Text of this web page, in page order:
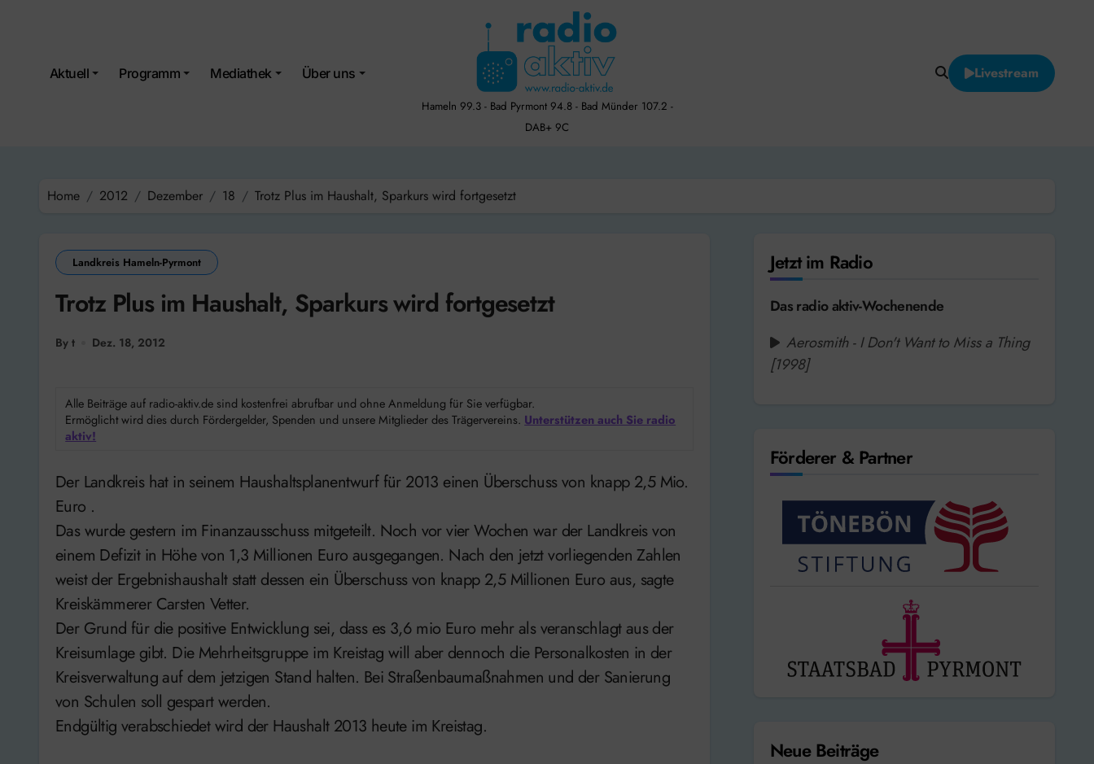
Aktuell Programm Mediathek Über uns
Hameln 99.3 - Bad Pyrmont 94.8 - Bad Münder 107.2 -
DAB+ 9C
Livestream
Home 2012 Dezember 18 Trotz Plus im Haushalt, Sparkurs wird fortgesetzt
Landkreis Hameln-Pyrmont
Trotz Plus im Haushalt, Sparkurs wird fortgesetzt
By t Dez. 18, 2012
Alle Beiträge auf radio-aktiv.de sind kostenfrei abrufbar und ohne Anmeldung für Sie verfügbar.
Ermöglicht wird dies durch Fördergelder, Spenden und unsere Mitglieder des Trägervereins. Unterstützen auch Sie radio
aktiv!
Der Landkreis hat in seinem Haushaltsplanentwurf für 2013 einen Überschuss von knapp 2,5 Mio.
Euro .
Das wurde gestern im Finanzausschuss mitgeteilt. Noch vor vier Wochen war der Landkreis von
einem Defizit in Höhe von 1,3 Millionen Euro ausgegangen. Nach den jetzt vorliegenden Zahlen
weist der Ergebnishaushalt statt dessen ein Überschuss von knapp 2,5 Millionen Euro aus, sagte
Kreiskämmerer Carsten Vetter.
Der Grund für die positive Entwicklung sei, dass es 3,6 mio Euro mehr als veranschlagt aus der
Kreisumlage gibt. Die Mehrheitsgruppe im Kreistag will aber dennoch die Personalkosten in der
Kreisverwaltung auf dem jetzigen Stand halten. Bei Straßenbaumaßnahmen und der Sanierung
von Schulen soll gespart werden.
Endgültig verabschiedet wird der Haushalt 2013 heute im Kreistag.
Jetzt im Radio
Das radio aktiv-Wochenende
Aerosmith - I Don't Want to Miss a Thing
[1998]
Förderer & Partner
Neue Beiträge